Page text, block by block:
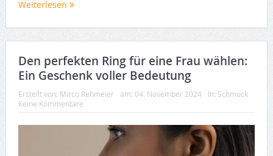
Weiterlesen
Den perfekten Ring für eine Frau wählen:
Ein Geschenk voller Bedeutung
Erstellt von: Mirco Rehmeier am: 04. November 2024 In: Schmuck
Keine Kommentare